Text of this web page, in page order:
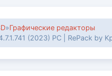
»Графические редакторы
(2023) PC | RePack by